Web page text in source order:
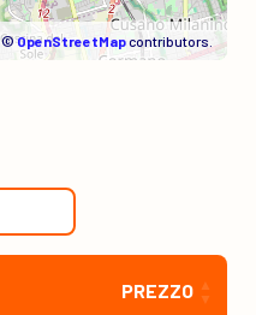
©OpenStreetMapcontributors.
PREZZO